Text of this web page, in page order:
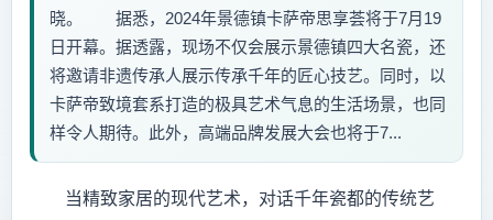
晓。 据悉，2024年景德镇卡萨帝思享荟将于7月19
日开幕。据透露，现场不仅会展示景德镇四大名瓷，还
将邀请非遗传承人展示传承千年的匠心技艺。同时，以
卡萨帝致境套系打造的极具艺术气息的生活场景，也同
样令人期待。此外，高端品牌发展大会也将于7...
当精致家居的现代艺术，对话千年瓷都的传统艺